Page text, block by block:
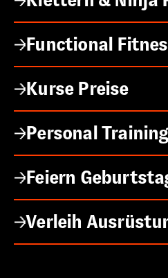
Functional
Kurse Preise
Personal Training
Feiern
Verleih